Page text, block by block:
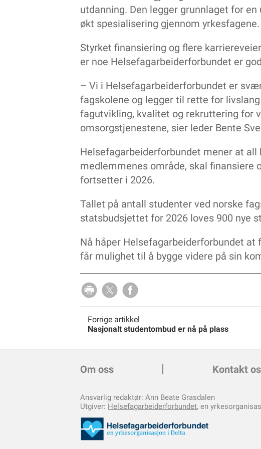
Palliativ plan for personer med
utviklingshemming
Kan helsefagarbeidere være leder for
sykepleiere?
særaldersgrense
Anbefaler tydeligere definerte
stillingsinstrukser
Nå kommer endringer i hva som regnes som
arbeidsulykke
Fordeler og ulemper med langvakter – dette
Enkel endring i turnus ga mindre sykefravær
utdanning. Den legger grunnlaget for
økt spesialisering gjennom yrkesfagene.
Styrket finansiering og flere
er noe Helsefagarbeiderforbundet er
– Vi i Helsefagarbeiderforbundet er
fagskolene og legger til rette for
fagutvikling, kvalitet og rekruttering for
omsorgstjenestene, sier leder Bente
Helsefagarbeiderforbundet mener at all
medlemmenes område, skal finansiere
fortsetter i 2026.
Tallet på antall studenter ved norske
statsbudsjettet for 2026 loves 900 nye
Nå håper Helsefagarbeiderforbundet
får mulighet til å bygge videre på sin
Forrige artikkel
Nasjonalt studentombud er nå på plass
Om oss Kontakt
Ansvarlig redaktør: Ann Beate Grasdalen
Utgiver: Helsefagarbeiderforbundet, en